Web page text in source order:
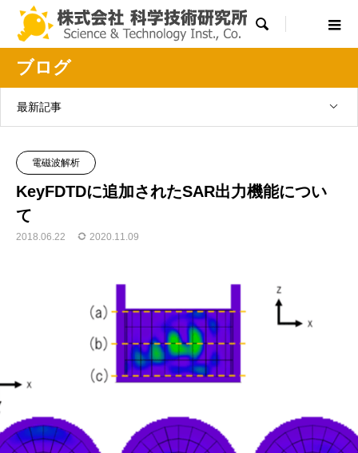

ブログ
最新記事
電磁波解析
KeyFDTDに追加されたSAR出力機能につい
て
2018.06.22 2020.11.09